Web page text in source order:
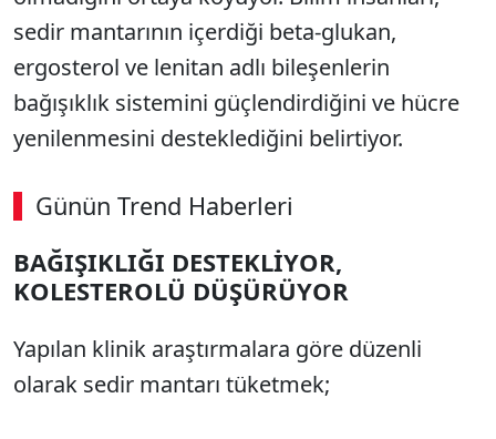
sedir mantarının içerdiği beta-glukan,
ergosterol ve lenitan adlı bileşenlerin
bağışıklık sistemini güçlendirdiğini ve hücre
yenilenmesini desteklediğini belirtiyor.
Günün Trend Haberleri
00:02 / 09:08
BAĞIŞIKLIĞI DESTEKLİYOR,
KOLESTEROLÜ DÜŞÜRÜYOR
Yapılan klinik araştırmalara göre düzenli
olarak sedir mantarı tüketmek;